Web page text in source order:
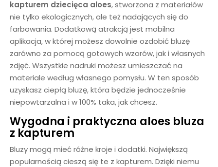
kapturem dziecięca aloes, stworzona z materiałów
nie tylko ekologicznych, ale też nadających się do
farbowania. Dodatkową atrakcją jest mobilna
aplikacja, w której możesz dowolnie ozdobić bluzę
zarówno za pomocą gotowych wzorów, jak i własnych
zdjęć. Wszystkie nadruki możesz umieszczać na
materiale według własnego pomysłu. W ten sposób
uzyskasz ciepłą bluzę, która będzie jednocześnie
niepowtarzalna i w 100% taka, jak chcesz.
Wygodna i praktyczna aloes bluza
z kapturem
Bluzy mogą mieć różne kroje i dodatki. Największą
popularnością cieszą się te z kapturem. Dzięki niemu